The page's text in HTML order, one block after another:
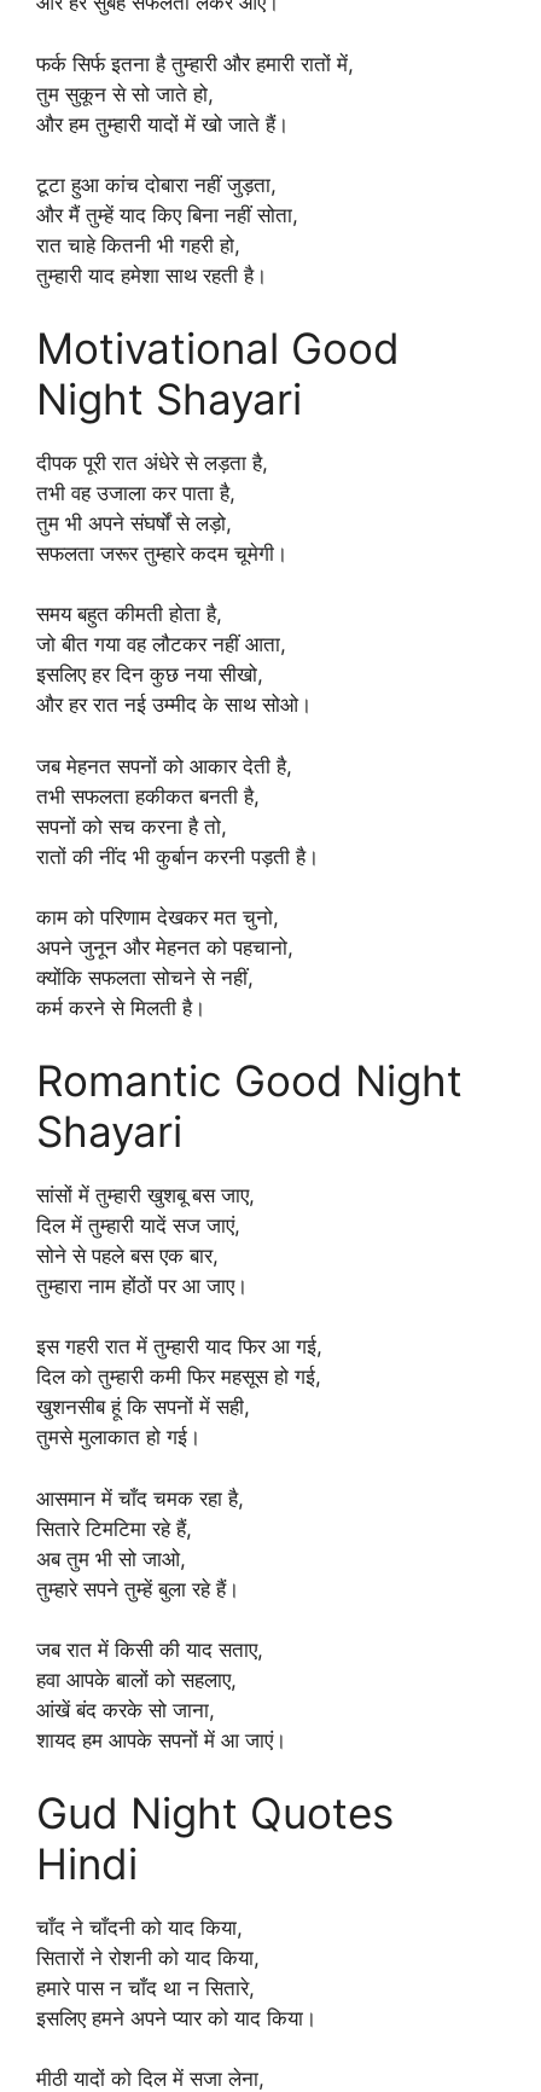
फर्क सिर्फ इतना है तुम्हारी और हमारी रातों में,
तुम सुकून से सो जाते हो,
और हम तुम्हारी यादों में खो जाते हैं।
टूटा हुआ कांच दोबारा नहीं जुड़ता,
और मैं तुम्हें याद किए बिना नहीं सोता,
रात चाहे कितनी भी गहरी हो,
तुम्हारी याद हमेशा साथ रहती है।
Motivational Good
Night Shayari
दीपक पूरी रात अंधेरे से लड़ता है,
तभी वह उजाला कर पाता है,
तुम भी अपने संघर्षों से लड़ो,
सफलता जरूर तुम्हारे कदम चूमेगी।
समय बहुत कीमती होता है,
जो बीत गया वह लौटकर नहीं आता,
इसलिए हर दिन कुछ नया सीखो,
और हर रात नई उम्मीद के साथ सोओ।
जब मेहनत सपनों को आकार देती है,
तभी सफलता हकीकत बनती है,
सपनों को सच करना है तो,
रातों की नींद भी कुर्बान करनी पड़ती है।
काम को परिणाम देखकर मत चुनो,
अपने जुनून और मेहनत को पहचानो,
क्योंकि सफलता सोचने से नहीं,
कर्म करने से मिलती है।
Romantic Good Night
Shayari
सांसों में तुम्हारी खुशबू बस जाए,
दिल में तुम्हारी यादें सज जाएं,
सोने से पहले बस एक बार,
तुम्हारा नाम होंठों पर आ जाए।
इस गहरी रात में तुम्हारी याद फिर आ गई,
दिल को तुम्हारी कमी फिर महसूस हो गई,
खुशनसीब हूं कि सपनों में सही,
तुमसे मुलाकात हो गई।
आसमान में चाँद चमक रहा है,
सितारे टिमटिमा रहे हैं,
अब तुम भी सो जाओ,
तुम्हारे सपने तुम्हें बुला रहे हैं।
जब रात में किसी की याद सताए,
हवा आपके बालों को सहलाए,
आंखें बंद करके सो जाना,
शायद हम आपके सपनों में आ जाएं।
Gud Night Quotes
Hindi
चाँद ने चाँदनी को याद किया,
सितारों ने रोशनी को याद किया,
हमारे पास न चाँद था न सितारे,
इसलिए हमने अपने प्यार को याद किया।
मीठी यादों को दिल में सजा लेना,